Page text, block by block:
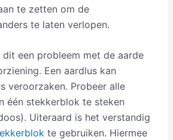
te zetten om de
te laten verlopen.
dit een probleem met de aarde
Een aardlus kan
veroorzaken. Probeer alle
één stekkerblok te steken
Uiteraard is het verstandig
te gebruiken. Hiermee